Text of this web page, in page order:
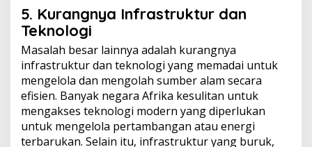
5. Kurangnya Infrastruktur dan
Teknologi
Masalah besar lainnya adalah kurangnya
infrastruktur dan teknologi yang memadai untuk
mengelola dan mengolah sumber alam secara
efisien. Banyak negara Afrika kesulitan untuk
mengakses teknologi modern yang diperlukan
untuk mengelola pertambangan atau energi
terbarukan. Selain itu, infrastruktur yang buruk,